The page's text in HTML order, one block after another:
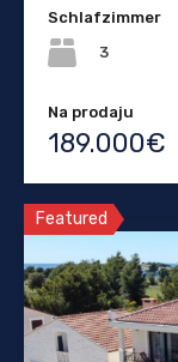
Schlafzimmer
3
Na prodaju
189.000€
Featured